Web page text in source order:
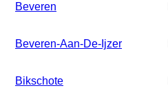
Beveren
Beveren-Aan-De-Ijzer
Bikschote